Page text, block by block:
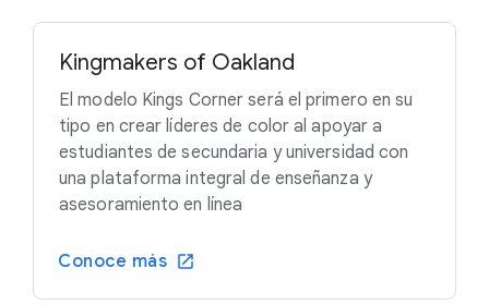
Kingmakers of Oakland
El modelo Kings Corner será el primero en su
tipo en crear líderes de color al apoyar a
estudiantes de secundaria y universidad con
una plataforma integral de enseñanza y
asesoramiento en línea
Conoce más